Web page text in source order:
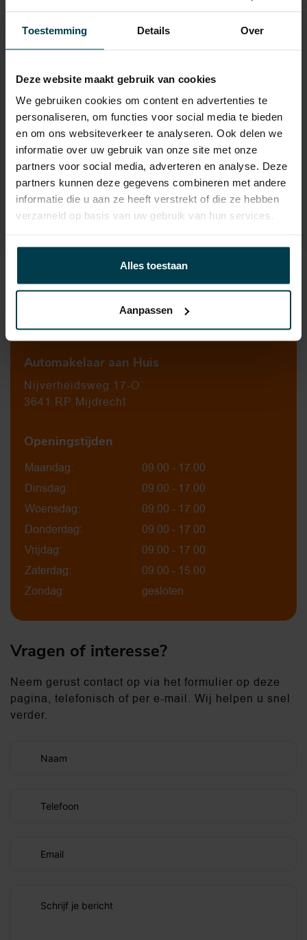
Toestemming Details Over
Deze website maakt gebruik van cookies
We gebruiken cookies om content en advertenties te
personaliseren, om functies voor social media te bieden
en om ons websiteverkeer te analyseren. Ook delen we
informatie over uw gebruik van onze site met onze
partners voor social media, adverteren en analyse. Deze
partners kunnen deze gegevens combineren met andere
informatie die u aan ze heeft verstrekt of die ze hebben
verzameld op basis van uw gebruik van hun services.
Alles toestaan
Aanpassen
Bijtelling
22 %
Gemiddeld verbruik
4.3 L/100KM
Verbruik stad
5.4 L/100KM
Verbruik snelweg
3.6 L/100KM
Wegenbelasting min
€ 145 /kwartaal
Contact informatie
Automakelaar aan Huis
Nijverheidsweg 17-O
3641 RP Mijdrecht
Openingstijden
Maandag:
09.00 - 17.00
Dinsdag:
09.00 - 17.00
Woensdag:
09.00 - 17.00
Donderdag:
09.00 - 17.00
Vrijdag:
09.00 - 17.00
Zaterdag:
09.00 - 15.00
Zondag:
gesloten
Vragen of interesse?
Neem gerust contact op via het formulier op deze
pagina, telefonisch of per e-mail. Wij helpen u snel
verder.
Naam
Telefoon
Email
Schrijf je bericht